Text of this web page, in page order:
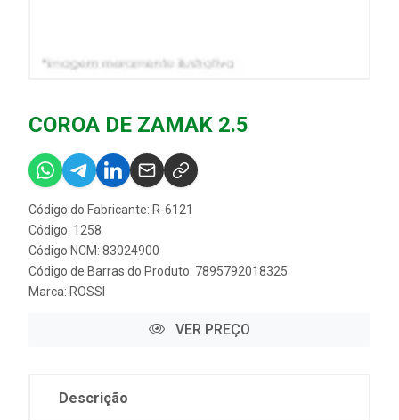
COROA DE ZAMAK 2.5
Código do Fabricante: R-6121
Código: 1258
Código NCM: 83024900
Código de Barras do Produto: 7895792018325
Marca: ROSSI
VER PREÇO
Descrição